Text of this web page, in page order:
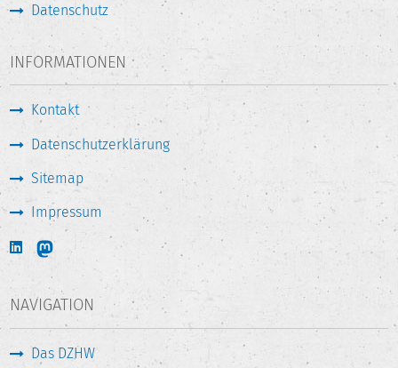
Datenschutz
INFORMATIONEN
Kontakt
Datenschutzerklärung
Sitemap
Impressum
NAVIGATION
Das DZHW